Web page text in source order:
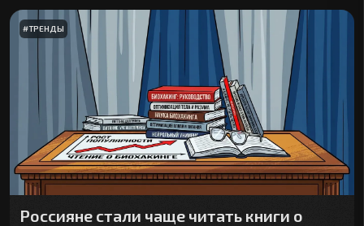
#ТРЕНДЫ
Россияне стали чаще читать книги о